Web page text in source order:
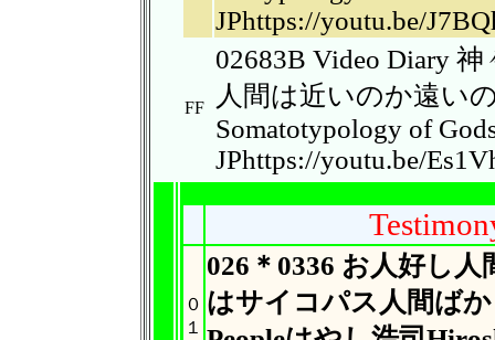
JPhttps://youtu.be/
FF
02683B Video Diary
人間は近いのか遠い
Somatotypology of
JPhttps://youtu.be/
０
１
026＊0336 お人好し
はサイコパス人間ばか